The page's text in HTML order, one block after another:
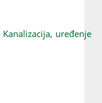
Kanalizacija, uređenje